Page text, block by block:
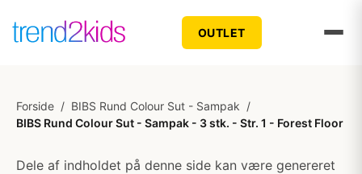
OUTLET
Forside / BIBS Rund Colour Sut - Sampak /
BIBS Rund Colour Sut - Sampak - 3 stk. - Str. 1 - Forest Floor
Dele af indholdet på denne side kan være genereret